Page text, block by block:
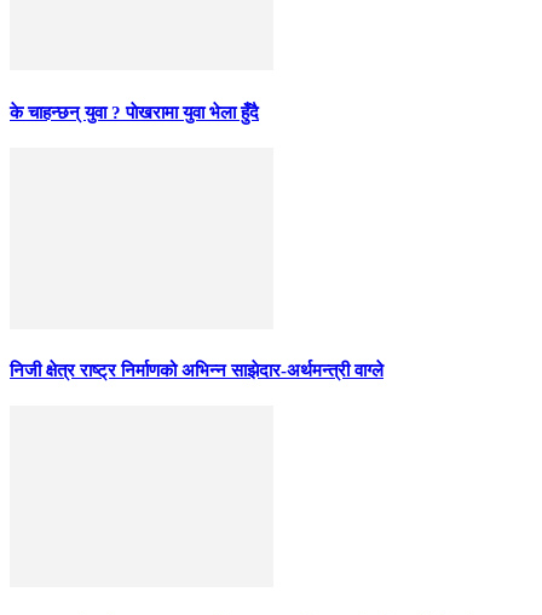
के चाहन्छन् युवा ? पाेखरामा युवा भेला हुँदै
निजी क्षेत्र राष्ट्र निर्माणको अभिन्न साझेदार-अर्थमन्त्री वाग्ले